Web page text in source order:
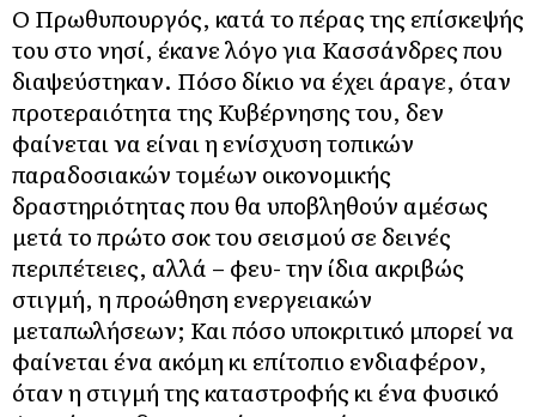
Ο Πρωθυπουργός, κατά το πέρας της επίσκεψής
του στο νησί, έκανε λόγο για Κασσάνδρες που
διαψεύστηκαν. Πόσο δίκιο να έχει άραγε, όταν
προτεραιότητα της Κυβέρνησης του, δεν
φαίνεται να είναι η ενίσχυση τοπικών
παραδοσιακών τομέων οικονομικής
δραστηριότητας που θα υποβληθούν αμέσως
μετά το πρώτο σοκ του σεισμού σε δεινές
περιπέτειες, αλλά – φευ- την ίδια ακριβώς
στιγμή, η προώθηση ενεργειακών
μεταπωλήσεων; Και πόσο υποκριτικό μπορεί να
φαίνεται ένα ακόμη κι επίτοπιο ενδιαφέρον,
όταν η στιγμή της καταστροφής κι ένα φυσικό